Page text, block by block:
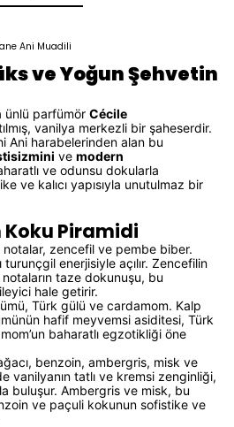
Ani Muadili
ve Yoğun Şehvetin
ünlü parfümör Cécile
vanilya merkezli bir şaheserdir.
Ani harabelerinden alan bu
ve modern
ve odunsu dokularla
ve kalıcı yapısıyla unutulmaz bir
Koku Piramidi
notalar, zencefil ve pembe biber.
enerjisiyle açılır. Zencefilin
notaların taze dokunuşu, bu
hale getirir.
Türk gülü ve cardamom. Kalp
hafif meyvemsi asiditesi, Türk
baharatlı egzotikliği öne
benzoin, ambergris, misk ve
vanilyanın tatlı ve kremsi zenginliği,
buluşur. Ambergris ve misk, bu
ve paçuli kokunun sofistike ve